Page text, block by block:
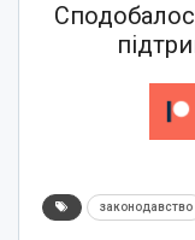
законодавство